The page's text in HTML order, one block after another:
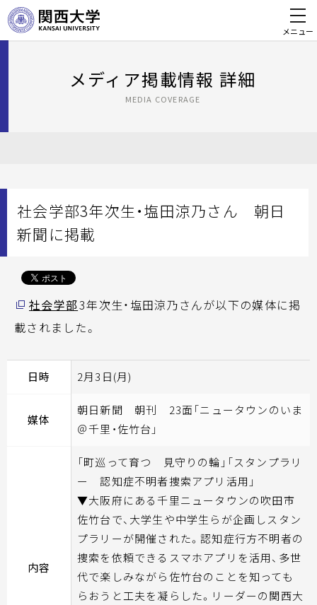
メニュー
メディア掲載情報 詳細
MEDIA COVERAGE
社会学部3年次生・塩田涼乃さん 朝日
新聞に掲載
社会学部3年次生・塩田涼乃さんが以下の媒体に掲
載されました。
日時 2月3日(月)
媒体
朝日新聞 朝刊 23面「ニュータウンのいま
＠千里・佐竹台」
内容
「町巡って育つ 見守りの輪」「スタンプラリ
ー 認知症不明者捜索アプリ活用」
▼大阪府にある千里ニュータウンの吹田市
佐竹台で、大学生や中学生らが企画しスタン
プラリーが開催された。認知症行方不明者の
捜索を依頼できるスマホアプリを活用、多世
代で楽しみながら佐竹台のことを知っても
らおうと工夫を凝らした。リーダーの関西大